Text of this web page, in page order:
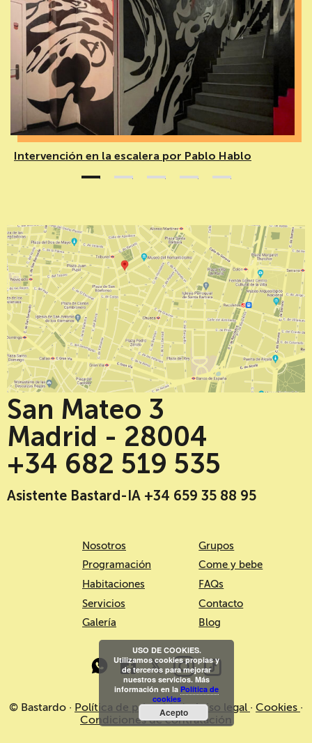
Intervención en la escalera por Pablo Hablo
1 2 3 4 5
San Mateo 3
Madrid - 28004
+34 682 519 535
Asistente Bastard-IA +34 659 35 88 95
Nosotros
Programación
Habitaciones
Servicios
Galería
Grupos
Come y bebe
FAQs
Contacto
Blog
© Bastardo · Política de privacidad·Aviso legal · Cookies ·
Condiciones de contratación
USO DE COOKIES.
Utilizamos cookies propias y
de terceros para mejorar
nuestros servicios. Más
información en la Política de
cookies
Acepto